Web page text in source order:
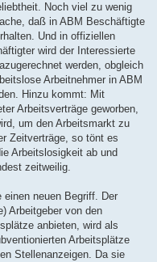
Noch viel zu wenig
daß in ABM Beschäftigte
Und in offiziellen
wird der Interessierte
werden, obgleich
Arbeitnehmer in ABM
Hinzu kommt: Mit
Arbeitsverträge geworben,
um den Arbeitsmarkt zu
Zeitverträge, so tönt es
Arbeitslosigkeit ab und
zeitweilig.
einen neuen Begriff. Der
Arbeitgeber von den
anbieten, wird als
Arbeitsplätze
Stellenanzeigen. Da sie